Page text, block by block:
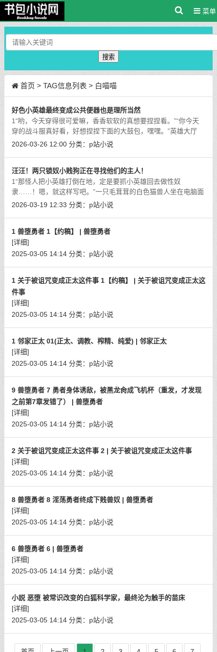
菜单
搜索
首页 > TAG信息列表 > 白喵喵
好色小英雄最终变成公共便器也是理所当然
1“哟，今天穿得很可爱嘛，香香软软的真想要捏捏看。”“你今天
穿的战斗服真好看，好想捏捏下面的大鼓包，嘿嘿。”英雄大厅
中，一个活泼可爱，头顶长着一对兽耳，脑后系着一根长须辫的
2026-03-26 12:00 分类： p站小说
汪汪！两只锁奴小贱狗正在寻找他们的主人！
1“那怪人把小英雄打倒在地，定是要抓小英雄回去做性奴
隶……！嗯，就这样写吧。”一只毛茸茸的白色猫兽人坐在电脑面
前，爪子在面前的键盘上飞快敲击着，将自己脑海中小英雄被怪
2026-03-19 12:33 分类： p站小说
1 兽堕勇者 1【约稿】 | 兽堕勇者
[详细]
2025-03-05 14:14 分类： p站小说
1 关于被诅咒变成正太这件事 1【约稿】 | 关于被诅咒变成正太这
件事
[详细]
2025-03-05 14:14 分类： p站小说
1 邻家正太 01(正太、调教、榨精、纯爱) | 邻家正太
[详细]
2025-03-05 14:14 分类： p站小说
9 兽堕勇者 7 勇者身体诱敌，被黑龙肏成飞机杯（重发，才发现
之前第7章发错了） | 兽堕勇者
[详细]
2025-03-05 14:14 分类： p站小说
2 关于被诅咒变成正太这件事 2 | 关于被诅咒变成正太这件事
[详细]
2025-03-05 14:14 分类： p站小说
8 兽堕勇者 8 淫荡勇者终成下贱兽奴 | 兽堕勇者
[详细]
2025-03-05 14:14 分类： p站小说
6 兽堕勇者 6 | 兽堕勇者
[详细]
2025-03-05 14:14 分类： p站小说
小説 恶堕 被常识改变的白狐科学家，最终沦为触手的苗床
[详细]
2025-03-05 14:14 分类： p站小说